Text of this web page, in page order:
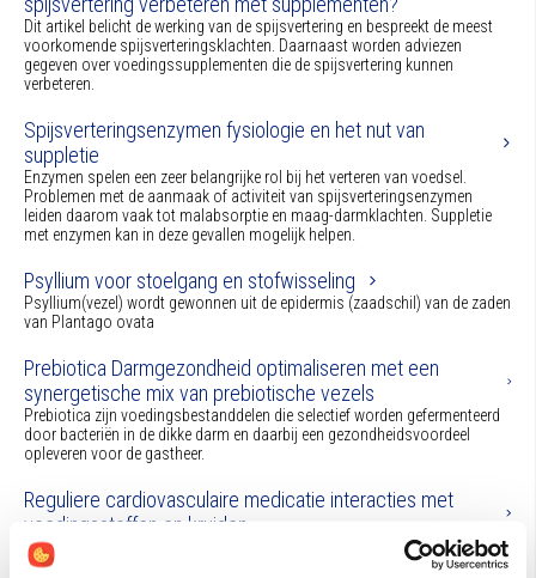
Dit artikel belicht de werking van de spijsvertering en bespreekt de meest
voorkomende spijsverteringsklachten. Daarnaast worden adviezen
gegeven over voedingssupplementen die de spijsvertering kunnen
verbeteren.
Spijsverteringsenzymen fysiologie en het nut van
suppletie
Enzymen spelen een zeer belangrijke rol bij het verteren van voedsel.
Problemen met de aanmaak of activiteit van spijsverteringsenzymen
leiden daarom vaak tot malabsorptie en maag-darmklachten. Suppletie
met enzymen kan in deze gevallen mogelijk helpen.
Psyllium voor stoelgang en stofwisseling
Psyllium(vezel) wordt gewonnen uit de epidermis (zaadschil) van de zaden
van Plantago ovata
Prebiotica Darmgezondheid optimaliseren met een
synergetische mix van prebiotische vezels
Prebiotica zijn voedingsbestanddelen die selectief worden gefermenteerd
door bacteriën in de dikke darm en daarbij een gezondheidsvoordeel
opleveren voor de gastheer.
Reguliere cardiovasculaire medicatie interacties met
voedingsstoffen en kruiden
In dit artikel wordt een overzicht gegeven van veel voorkomende medicatie
bij hart- en vaatziekten, welke bijwerkingen en problemen deze medicatie